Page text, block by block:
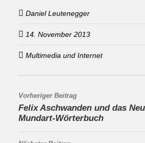
Daniel Leutenegger
14. November 2013
Multimedia und Internet
Vorheriger Beitrag
Felix Aschwanden und das
Mundart-Wörterbuch